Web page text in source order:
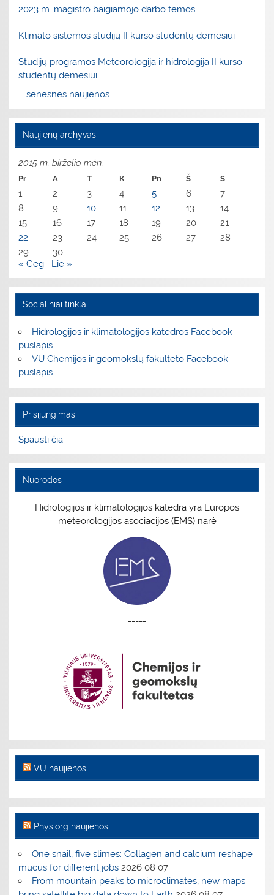
2023 m. magistro baigiamojo darbo temos
Klimato sistemos studijų II kurso studentų dėmesiui
Studijų programos Meteorologija ir hidrologija II kurso
studentų dėmesiui
... senesnės naujienos
Naujienų archyvas
2015 m. birželio mėn.
Pr A T K Pn Š S
1 2 3 4 5 6
7
8
9 10 11 12 13
14
15
16 17 18 19 20
21
22
23 24 25 26 27
28
29
30
« Geg
Lie »
Socialiniai tinklai
Hidrologijos ir klimatologijos katedros Facebook
puslapis
VU Chemijos ir geomokslų fakulteto Facebook
puslapis
Prisijungimas
Spausti čia
Nuorodos
Hidrologijos ir klimatologijos katedra yra Europos
meteorologijos asociacijos (EMS) narė
-----
VU naujienos
Phys.org naujienos
One snail, five slimes: Collagen and calcium reshape
mucus for different jobs 2026 08 07
From mountain peaks to microclimates, new maps